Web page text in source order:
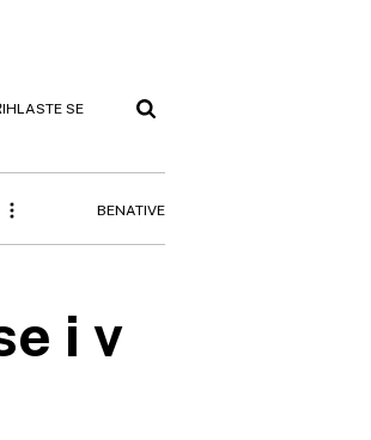
SE
BENATIVE
i v